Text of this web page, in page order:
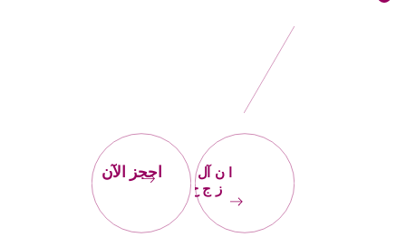
احجز
الآن احجز الآن